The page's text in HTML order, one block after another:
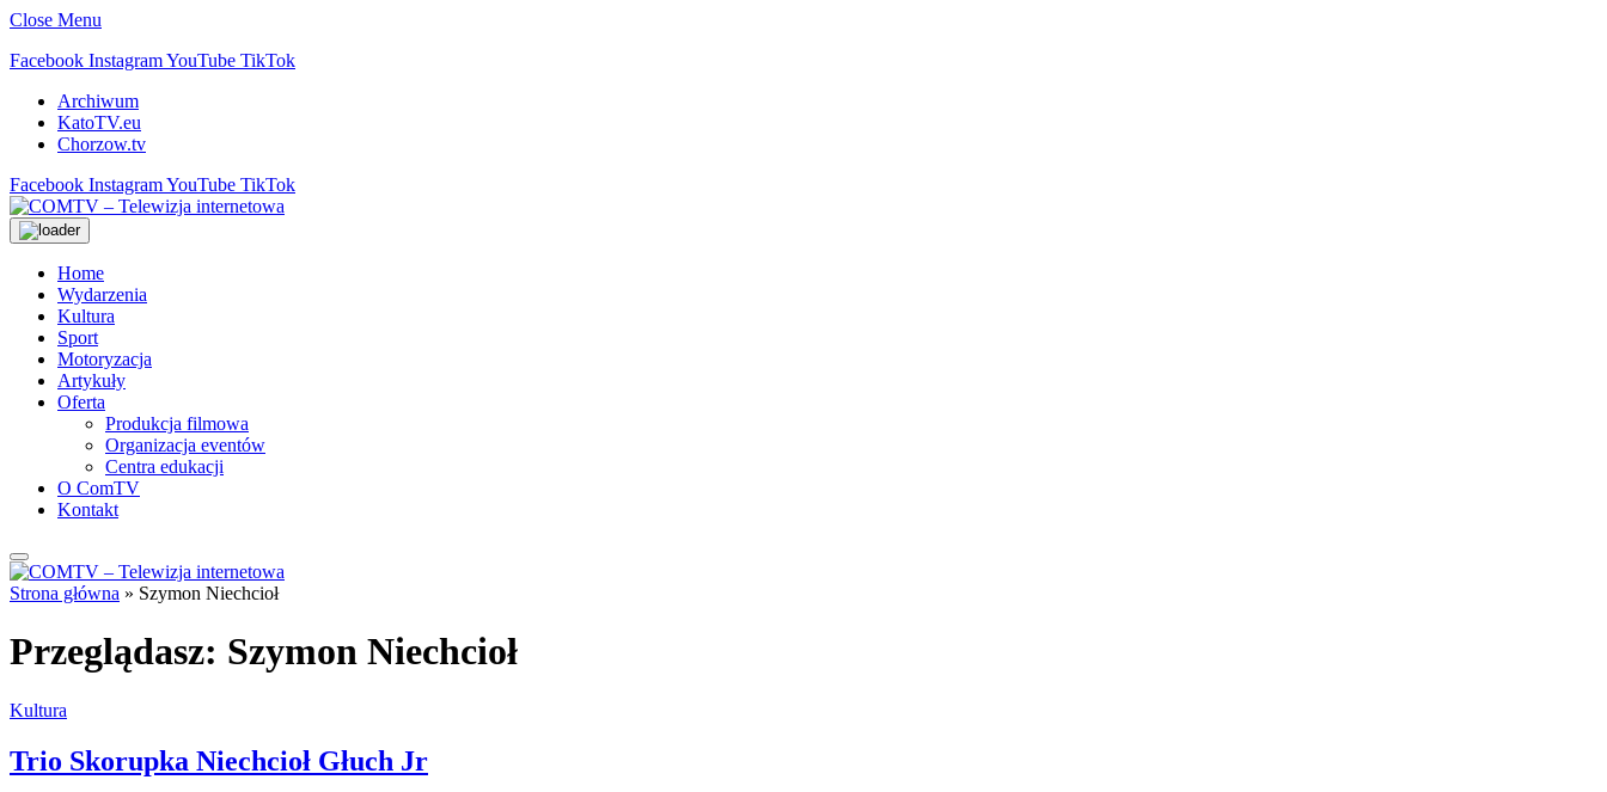
Close Menu
Facebook InstagramYouTube TikTok
Archiwum
KatoTV.eu
Chorzow.tv
Facebook InstagramYouTube TikTok
Home
Wydarzenia
Kultura
Sport
Motoryzacja
Artykuły
Oferta
Produkcja filmowa
Organizacja eventów
Centra edukacji
O ComTV
Kontakt
Strona główna » Szymon Niechcioł
Przeglądasz: Szymon Niechcioł
Kultura
Trio Skorupka Niechcioł Głuch Jr